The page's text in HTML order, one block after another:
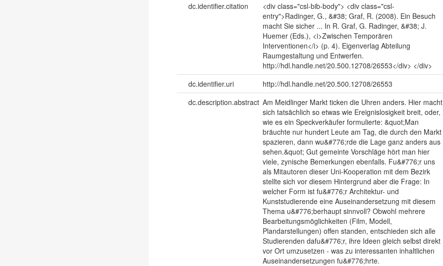
dc.identifier.citation
<div class="csl-bib-body"> <div class="csl-
entry">Radinger, G., &#38; Graf, R. (2008). Ein Besuch
macht Sie sicher ... In R. Graf, G. Radinger, &#38; J.
Huemer (Eds.), <i>Zwischen Temporären
Interventionen</i> (p. 4). Eigenverlag Abteilung
Raumgestaltung und Entwerfen.
http://hdl.handle.net/20.500.12708/26553</div> </div>
dc.identifier.uri http://hdl.handle.net/20.500.12708/26553
dc.description.abstract Am Meidlinger Markt ticken die Uhren anders. Hier macht
sich tatsächlich so etwas wie Ereignislosigkeit breit, oder,
wie es ein Speckverkäufer formulierte: &quot;Man
bräuchte nur hundert Leute am Tag, die durch den Markt
spazieren, dann wu&#776;rde die Lage ganz anders aus
sehen.&quot; Gut gemeinte Vorschläge hört man hier
viele, zynische Bemerkungen ebenfalls. Fu&#776;r uns
als Mitautoren dieser Uni-Kooperation mit dem Bezirk
stellte sich vor diesem Hintergrund aber die Frage: In
welcher Form ist fu&#776;r Architektur- und
Kunststudierende eine Auseinandersetzung mit diesem
Thema u&#776;berhaupt sinnvoll? Obwohl mehrere
Bearbeitungsmöglichkeiten (Film, Modell,
Plandarstellungen) offen standen, entschieden sich alle
Studierenden dafu&#776;r, ihre Ideen gleich selbst direkt
vor Ort umzusetzen - was zu interessanten inhaltlichen
Auseinandersetzungen fu&#776;hrte.